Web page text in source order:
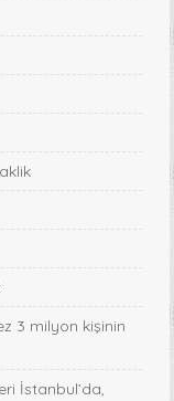
3 milyon kişinin
İstanbul’da,